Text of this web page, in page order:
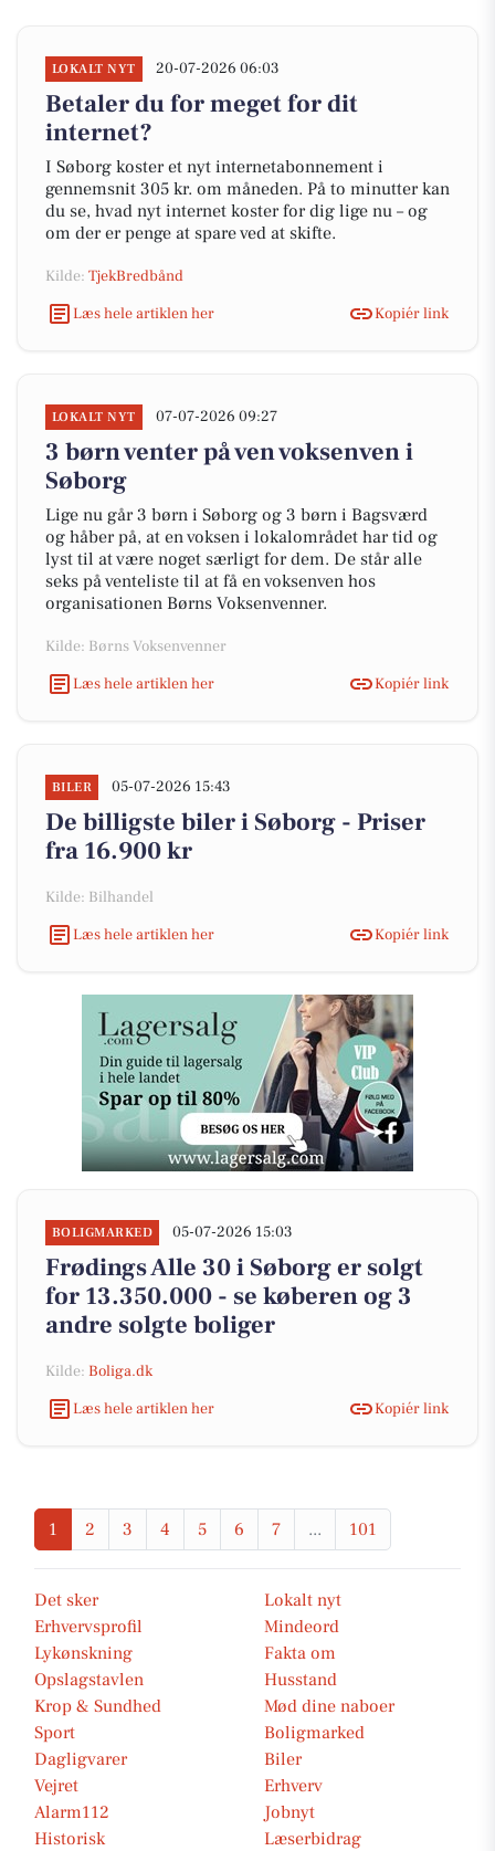
LOKALT NYT 20-07-2026 06:03
Betaler du for meget for dit
internet?
I Søborg koster et nyt internetabonnement i
gennemsnit 305 kr. om måneden. På to minutter kan
du se, hvad nyt internet koster for dig lige nu – og
om der er penge at spare ved at skifte.
Kilde: TjekBredbånd
Læs hele artiklen her
Kopiér link
LOKALT NYT 07-07-2026 09:27
3 børn venter på ven voksenven i
Søborg
Lige nu går 3 børn i Søborg og 3 børn i Bagsværd
og håber på, at en voksen i lokalområdet har tid og
lyst til at være noget særligt for dem. De står alle
seks på venteliste til at få en voksenven hos
organisationen Børns Voksenvenner.
Kilde: Børns Voksenvenner
Læs hele artiklen her
Kopiér link
BILER 05-07-2026 15:43
De billigste biler i Søborg - Priser
fra 16.900 kr
Kilde: Bilhandel
Læs hele artiklen her
Kopiér link
BOLIGMARKED 05-07-2026 15:03
Frødings Alle 30 i Søborg er solgt
for 13.350.000 - se køberen og 3
andre solgte boliger
Kilde: Boliga.dk
Læs hele artiklen her
Kopiér link
1 2 3 4 5 6 7 ... 101
Det sker
Lokalt nyt
Erhvervsprofil
Mindeord
Lykønskning
Fakta om
Opslagstavlen
Husstand
Krop & Sundhed
Mød dine naboer
Sport
Boligmarked
Dagligvarer
Biler
Vejret
Erhverv
Alarm112
Jobnyt
Historisk
Læserbidrag